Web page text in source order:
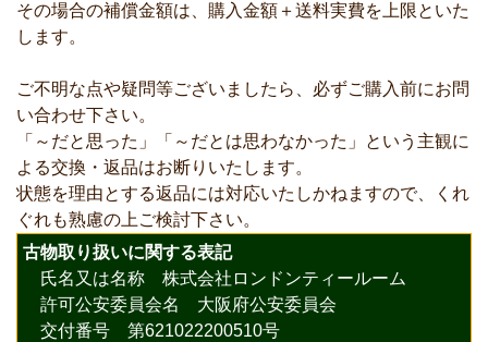
その場合の補償金額は、購入金額＋送料実費を上限といた
します。
ご不明な点や疑問等ございましたら、必ずご購入前にお問
い合わせ下さい。
「～だと思った」「～だとは思わなかった」という主観に
よる交換・返品はお断りいたします。
状態を理由とする返品には対応いたしかねますので、くれ
ぐれも熟慮の上ご検討下さい。
古物取り扱いに関する表記
氏名又は名称 株式会社ロンドンティールーム
許可公安委員会名 大阪府公安委員会
交付番号 第621022200510号